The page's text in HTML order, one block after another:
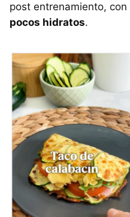
post entrenamiento, con
pocos hidratos.